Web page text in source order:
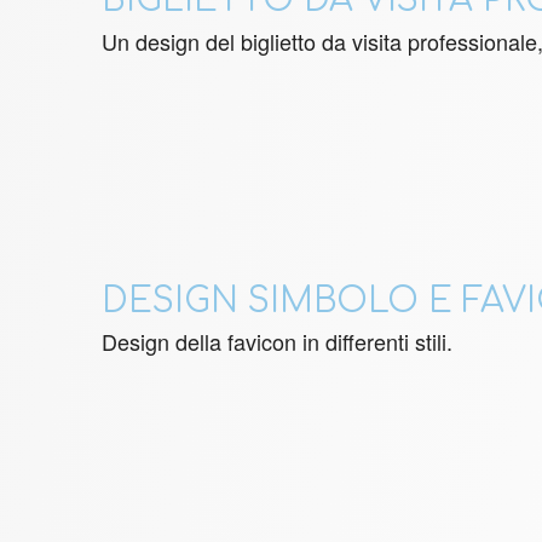
Un design del biglietto da visita
DESIGN SIMBOLO E
Design della favicon in differenti stili.